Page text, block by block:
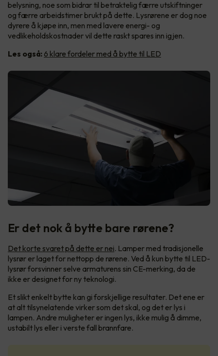
belysning, noe som bidrar til betraktelig færre utskiftninger
og færre arbeidstimer brukt på dette. Lysrørene er dog noe
dyrere å kjøpe inn, men med lavere energi- og
vedlikeholdskostnader vil dette raskt spares inn igjen.
Les også: 6 klare fordeler med å bytte til LED
Er det nok å bytte bare rørene?
Det korte svaret på dette er nei. Lamper med tradisjonelle
lysrør er laget for nettopp de rørene. Ved å kun bytte til LED-
lysrør forsvinner selve armaturens sin CE-merking, da de
ikke er designet for ny teknologi.
Et slikt enkelt bytte kan gi forskjellige resultater. Det ene er
at alt tilsynelatende virker som det skal, og det er lys i
lampen. Andre muligheter er ingen lys, ikke mulig å dimme,
ustabilt lys eller i verste fall brannfare.